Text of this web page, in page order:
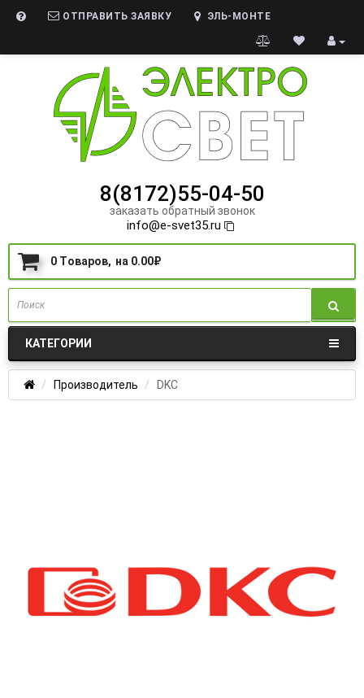
ОТПРАВИТЬ ЗАЯВКУ ЭЛЬ-МОНТЕ
8(8172)55-04-50
заказать обратный звонок
info@e-svet35.ru
0 Tоваров, на 0.00₽
КАТЕГОРИИ
Производитель DKC